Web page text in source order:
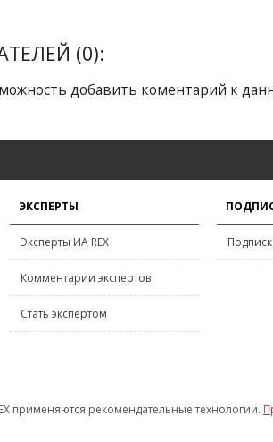
(0):
добавить коментарий к
ЭКСПЕРТЫ
Эксперты ИА REX
Комментарии экспертов
Стать экспертом
применяются рекомендательные технологии.